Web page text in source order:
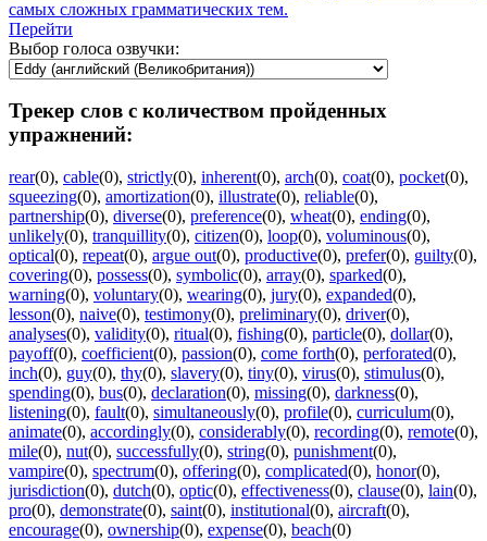
самых сложных грамматических тем.
Перейти
Выбор голоса озвучки:
Трекер слов с количеством пройденных
упражнений:
rear(0), cable(0), strictly(0), inherent(0), arch(0), coat(0), pocket(0),
squeezing(0), amortization(0), illustrate(0), reliable(0),
partnership(0), diverse(0), preference(0), wheat(0), ending(0),
unlikely(0), tranquillity(0), citizen(0), loop(0), voluminous(0),
optical(0), repeat(0), argue out(0), productive(0), prefer(0), guilty(0),
covering(0), possess(0), symbolic(0), array(0), sparked(0),
warning(0), voluntary(0), wearing(0), jury(0), expanded(0),
lesson(0), naive(0), testimony(0), preliminary(0), driver(0),
analyses(0), validity(0), ritual(0), fishing(0), particle(0), dollar(0),
payoff(0), coefficient(0), passion(0), come forth(0), perforated(0),
inch(0), guy(0), thy(0), slavery(0), tiny(0), virus(0), stimulus(0),
spending(0), bus(0), declaration(0), missing(0), darkness(0),
listening(0), fault(0), simultaneously(0), profile(0), curriculum(0),
animate(0), accordingly(0), considerably(0), recording(0), remote(0),
mile(0), nut(0), successfully(0), string(0), punishment(0),
vampire(0), spectrum(0), offering(0), complicated(0), honor(0),
jurisdiction(0), dutch(0), optic(0), effectiveness(0), clause(0), lain(0),
pro(0), demonstrate(0), saint(0), institutional(0), aircraft(0),
encourage(0), ownership(0), expense(0), beach(0)